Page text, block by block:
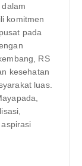
komitmen
pada
RS
kesehatan
luas.